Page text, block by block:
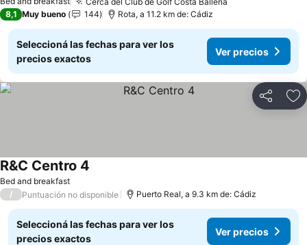
8,1 Muy bueno 144 Rota, a 11.2 km de: Cádiz
Seleccioná las fechas para ver los
precios exactos
Ver precios
Compartir
Bed and breakfast
R&C Centro 4
/ Puntuación no disponible Puerto Real, a 9.3 km de: Cádiz
Seleccioná las fechas para ver los
precios exactos
Ver precios